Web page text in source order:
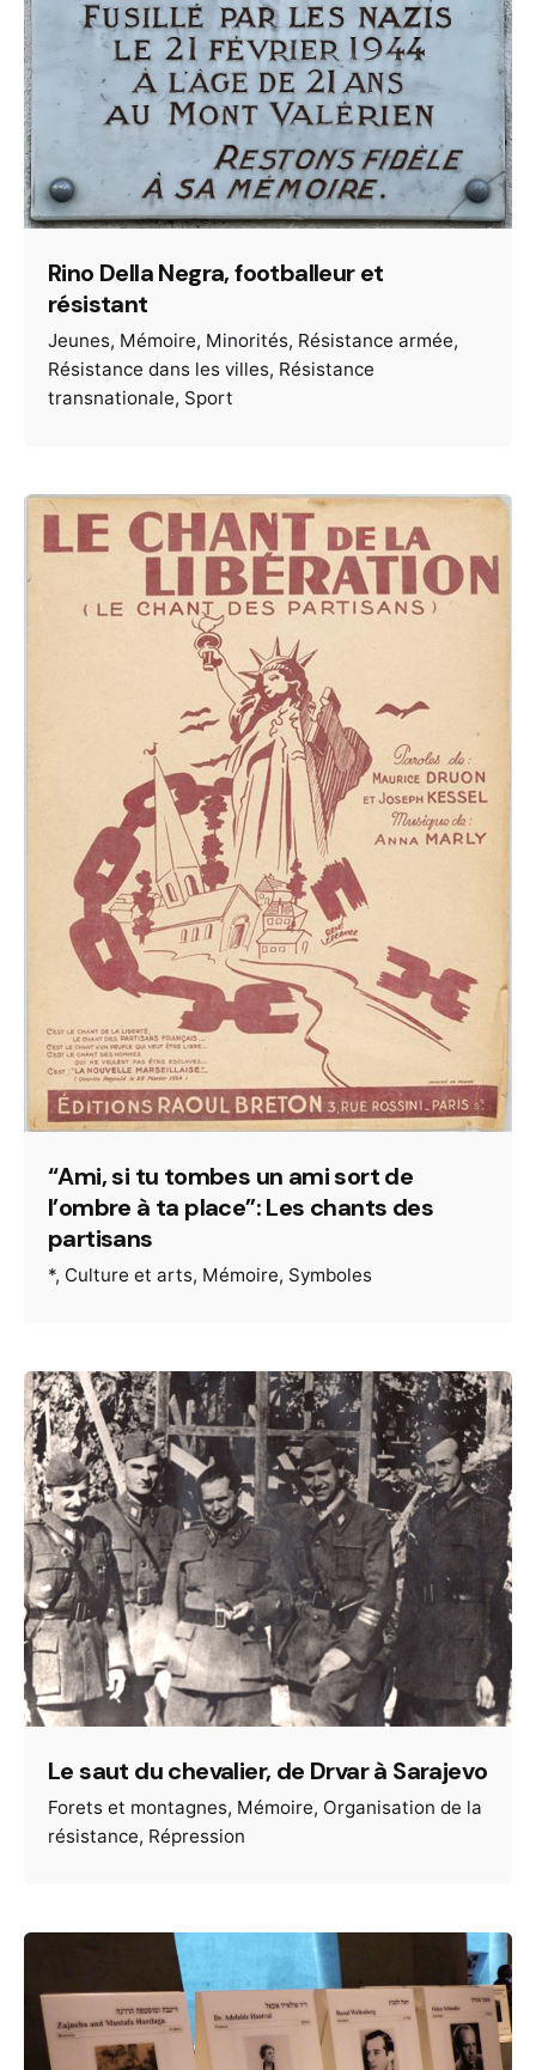
Rino Della Negra, footballeur et
résistant
Jeunes Mémoire Minorités Résistance armée
Résistance dans les villes Résistance
transnationale Sport
“Ami, si tu tombes un ami sort de
l’ombre à ta place”: Les chants des
partisans
* Culture et arts Mémoire Symboles
Le saut du chevalier, de Drvar à Sarajevo
Forets et montagnes Mémoire Organisation de la
résistance Répression